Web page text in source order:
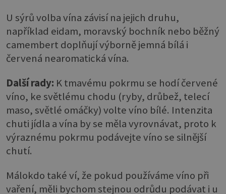
U sýrů volba vína závisí na jejich druhu,
například eidam, moravský bochník nebo běžný
camembert doplňují výborně jemná bílá i
červená nearomatická vína.
Další rady: K tmavému pokrmu se hodí červené
víno, ke světlému chodu (ryby, drůbež, telecí
maso, světlé omáčky) volte víno bílé. Intenzita
chuti jídla a vína by se měla vyrovnávat, proto k
výraznému pokrmu podávejte víno se silnější
chutí.
Málokdo také ví, že pokud používáme víno při
vaření, měli bychom stejnou odrůdu podávat i u